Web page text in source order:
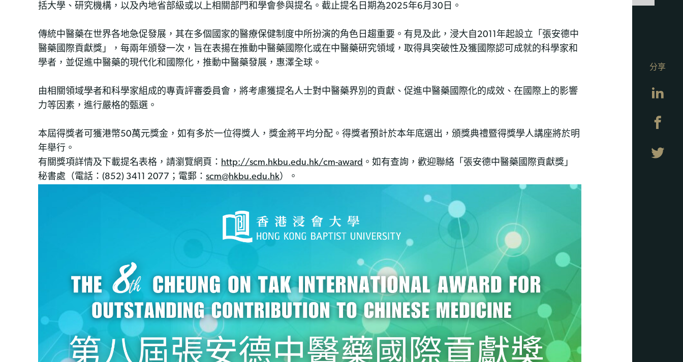
括大學、研究機構，以及內地省部級或以上相關部門和學會參與提名。截止提名日期為2025年6月30日。
傳統中醫藥在世界各地急促發展，其在多個國家的醫療保健制度中所扮演的角色日趨重要。有見及此，浸大自2011年起設立「張安德中
醫藥國際貢獻獎」，每兩年頒發一次，旨在表揚在推動中醫藥國際化或在中醫藥研究領域，取得具突破性及獲國際認可成就的科學家和
學者，並促進中醫藥的現代化和國際化，推動中醫藥發展，惠澤全球。
由相關領域學者和科學家組成的專責評審委員會，將考慮獲提名人士對中醫藥界別的貢獻、促進中醫藥國際化的成效、在國際上的影響
力等因素，進行嚴格的甄選。
本屆得獎者可獲港幣50萬元獎金，如有多於一位得獎人，獎金將平均分配。得獎者預計於本年底選出，頒獎典禮暨得獎學人講座將於明
年舉行。
有關獎項詳情及下載提名表格，請瀏覽網頁： http://scm.hkbu.edu.hk/cm-award 。如有查詢，歡迎聯絡「張安德中醫藥國際貢獻獎」
秘書處（電話：(852) 3411 2077；電郵： scm@hkbu.edu.hk）。
分享